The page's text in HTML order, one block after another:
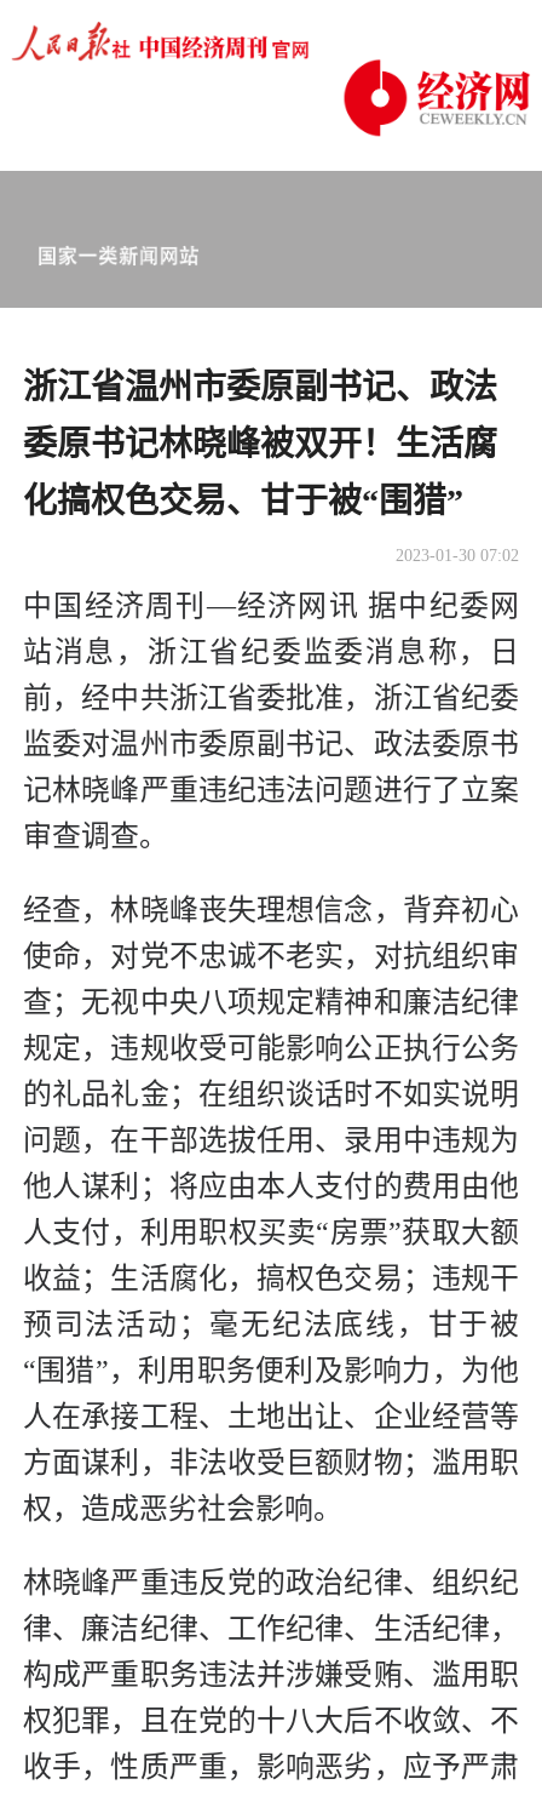
浙江省温州市委原副书记、政法
委原书记林晓峰被双开！生活腐
化搞权色交易、甘于被“围猎”
2023-01-30 07:02
中国经济周刊—经济网讯 据中纪委网
站消息，浙江省纪委监委消息称，日
前，经中共浙江省委批准，浙江省纪委
监委对温州市委原副书记、政法委原书
记林晓峰严重违纪违法问题进行了立案
审查调查。
经查，林晓峰丧失理想信念，背弃初心
使命，对党不忠诚不老实，对抗组织审
查；无视中央八项规定精神和廉洁纪律
规定，违规收受可能影响公正执行公务
的礼品礼金；在组织谈话时不如实说明
问题，在干部选拔任用、录用中违规为
他人谋利；将应由本人支付的费用由他
人支付，利用职权买卖“房票”获取大额
收益；生活腐化，搞权色交易；违规干
预司法活动；毫无纪法底线，甘于被
“围猎”，利用职务便利及影响力，为他
人在承接工程、土地出让、企业经营等
方面谋利，非法收受巨额财物；滥用职
权，造成恶劣社会影响。
林晓峰严重违反党的政治纪律、组织纪
律、廉洁纪律、工作纪律、生活纪律，
构成严重职务违法并涉嫌受贿、滥用职
权犯罪，且在党的十八大后不收敛、不
收手，性质严重，影响恶劣，应予严肃